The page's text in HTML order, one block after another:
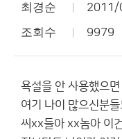
최경순
조회수 9979
욕설을 안 사용했으
여기 나이 많으신분
씨xx들아 xx놈아 이